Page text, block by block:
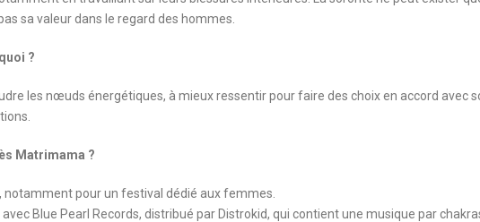
sa valeur dans le regard des hommes.
?
les nœuds énergétiques, à mieux ressentir pour faire des choix en accord avec
Matrimama ?
pour un festival dédié aux femmes.
Blue Pearl Records, distribué par Distrokid, qui contient une musique par